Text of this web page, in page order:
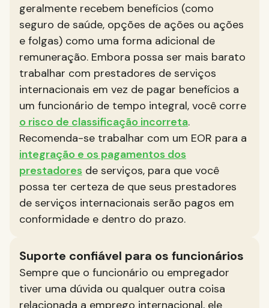
geralmente recebem benefícios (como
seguro de saúde, opções de ações ou ações
e folgas) como uma forma adicional de
remuneração. Embora possa ser mais barato
trabalhar com prestadores de serviços
internacionais em vez de pagar benefícios a
um funcionário de tempo integral, você corre
o risco de classificação incorreta.
Recomenda-se trabalhar com um EOR para a
integração e os pagamentos dos
prestadores de serviços, para que você
possa ter certeza de que seus prestadores
de serviços internacionais serão pagos em
conformidade e dentro do prazo.
Suporte confiável para os funcionários
Sempre que o funcionário ou empregador
tiver uma dúvida ou qualquer outra coisa
relacionada a emprego internacional, ele